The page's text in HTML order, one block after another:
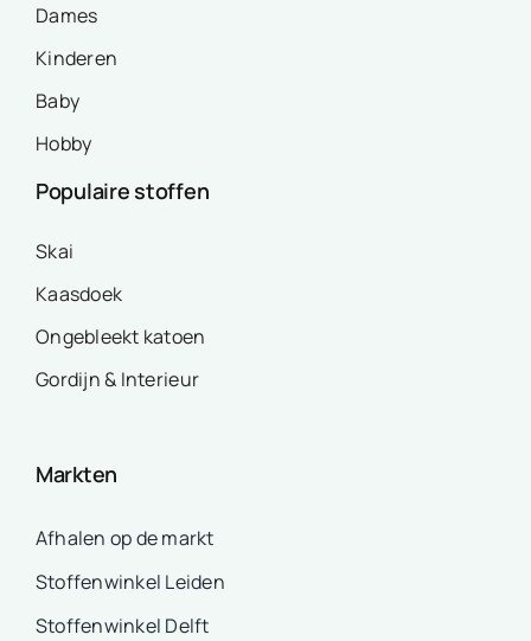
Dames
Kinderen
Baby
Hobby
Populaire stoffen
Skai
Kaasdoek
Ongebleekt katoen
Gordijn & Interieur
Markten
Afhalen op de markt
Stoffenwinkel Leiden
Stoffenwinkel Delft